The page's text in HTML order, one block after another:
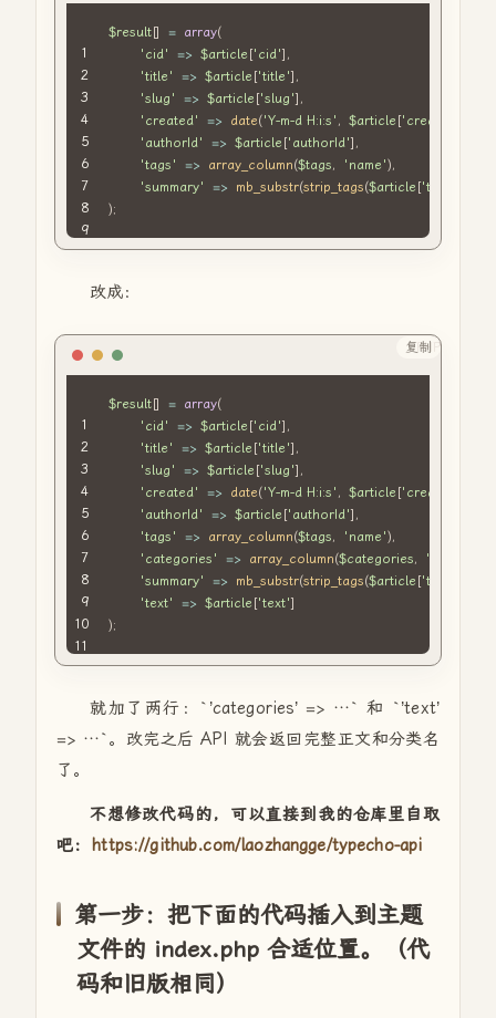
$result[] = array(
'cid'
=> $article ['cid'] ,
'title'
=> $article ['title'] ,
'slug'
=> $article ['slug'] ,
'created'
=> date('Y-m-d H:i:s' , $article ['created'
'authorId'
=> $article ['authorId'] ,
'tags'
=> array_column($tags, 'name'),
'summary'
=> mb_substr(strip_tags($article ['text'
);
改成：
$result[] = array(
'cid'
=> $article ['cid'] ,
'title'
=> $article ['title'] ,
'slug'
=> $article ['slug'] ,
'created'
=> date('Y-m-d H:i:s' , $article ['created'
'authorId'
=> $article ['authorId'] ,
'tags'
=> array_column($tags, 'name'),
'categories'
=> array_column($categories, 'name'
'summary'
=> mb_substr(strip_tags($article ['text'
'text'
=> $article ['text']
);
复制PHP
就加了两行：`’categories’ => …` 和 `’text’
=> …`。改完之后 API 就会返回完整正文和分类名
了。
不想修改代码的，可以直接到我的仓库里自取
吧：
https://github.com/laozhangge/typecho-api
第一步：把下面的代码插入到主题
文件的 index.php 合适位置。（代
码和旧版相同）